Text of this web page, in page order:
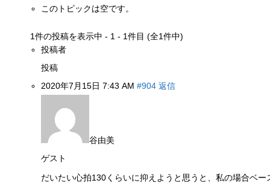
このトピックは空です。
1件の投稿を表示中 - 1 - 1件目 (全1件中)
投稿者
投稿
2020年7月15日 7:43 AM #904 返信
谷由美
ゲスト
だいたい心拍130くらいに抑えようと思うと、私の場合ベ